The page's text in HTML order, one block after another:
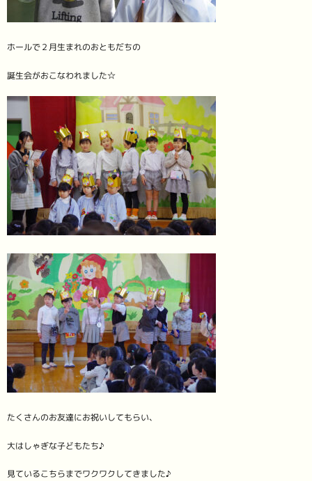
ホールで２月生まれのおともだちの
誕生会がおこなわれました☆
たくさんのお友達にお祝いしてもらい、
大はしゃぎな子どもたち♪
見ているこちらまでワクワクしてきました♪